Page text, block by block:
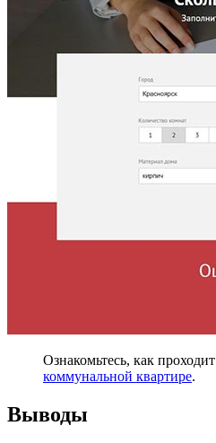
Ознакомьтесь, как проходит
коммунальной квартире.
Выводы